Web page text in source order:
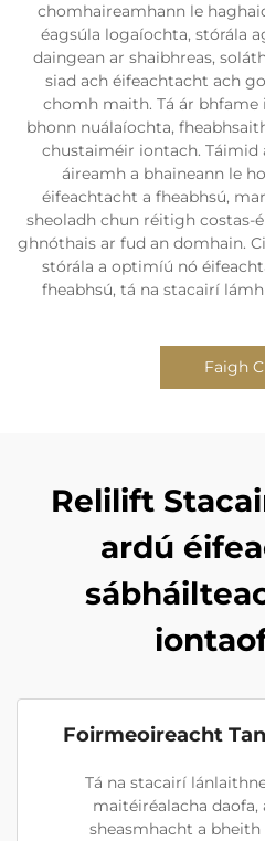
chomhaireamhann le
éagsúla logaíochta, stórála
daingean ar shaibhreas,
siad ach éifeachtacht ach
chomh maith. Tá ár
bhonn nuálaíochta,
chustaiméir iontach.
áireamh a bhaineann le
éifeachtacht a fheabhsú,
sheoladh chun réitigh costas-
ghnóthais ar fud an domhain.
stórála a optimíú nó
fheabhsú, tá na stacairí
Faigh
Relilift
ardú
Foirmeoireacht
Tá na stacairí
maitéiréalacha
sheasmhacht a bheith